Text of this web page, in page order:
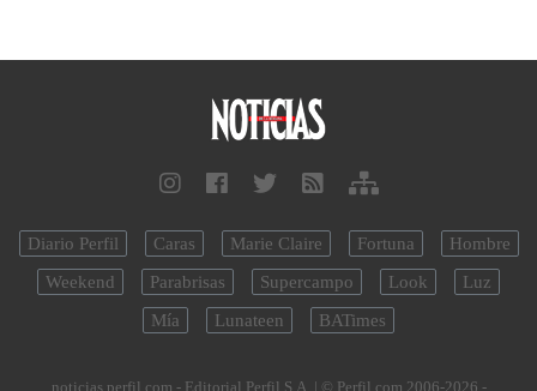
Diario Perfil Caras Marie Claire Fortuna
Hombre
Weekend
Parabrisas Supercampo Look
Luz
Mía
Lunateen BATimes
noticias.perfil.com - Editorial Perfil S.A. | © Perfil.com 2006-2026 -